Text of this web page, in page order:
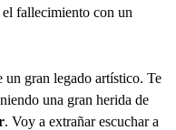
fallecimiento con un
un gran legado artístico. Te
una gran herida de
. Voy a extrañar escuchar a